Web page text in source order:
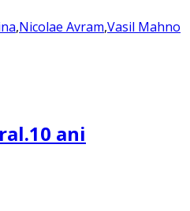
,Nicolae Avram,Vasil Mahno
ani